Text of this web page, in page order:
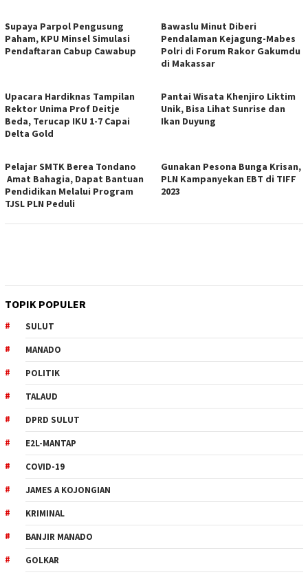
Supaya Parpol Pengusung
Paham, KPU Minsel Simulasi
Pendaftaran Cabup Cawabup
Bawaslu Minut Diberi
Pendalaman Kejagung-Mabes
Polri di Forum Rakor Gakumdu
di Makassar
Upacara Hardiknas Tampilan
Rektor Unima Prof Deitje
Beda, Terucap IKU 1-7 Capai
Delta Gold
Pantai Wisata Khenjiro Liktim
Unik, Bisa Lihat Sunrise dan
Ikan Duyung
Pelajar SMTK Berea Tondano
Amat Bahagia, Dapat Bantuan
Pendidikan Melalui Program
TJSL PLN Peduli
Gunakan Pesona Bunga Krisan,
PLN Kampanyekan EBT di TIFF
2023
TOPIK POPULER
SULUT
MANADO
POLITIK
TALAUD
DPRD SULUT
E2L-MANTAP
COVID-19
JAMES A KOJONGIAN
KRIMINAL
BANJIR MANADO
GOLKAR